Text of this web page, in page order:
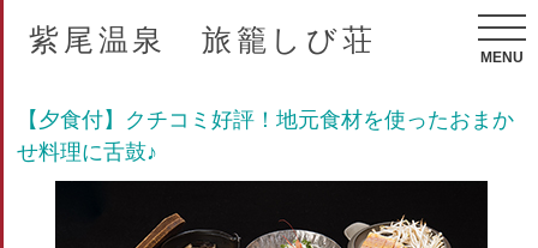
紫尾温泉 旅籠しび荘
MENU
【夕食付】クチコミ好評！地元食材を使ったおまか
せ料理に舌鼓♪